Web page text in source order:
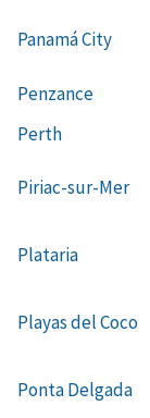
Panamá City
Penzance
Perth
Piriac-sur-Mer
Plataria
Playas del Coco
Ponta Delgada